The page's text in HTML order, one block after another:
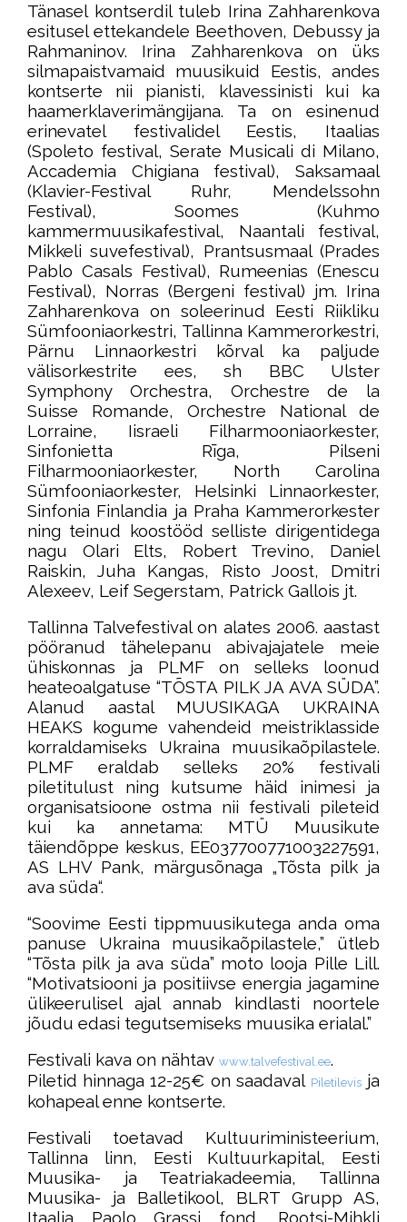
Tänasel kontserdil tuleb Irina Zahharenkova
esitusel ettekandele Beethoven, Debussy ja
Rahmaninov. Irina Zahharenkova on üks
silmapaistvamaid muusikuid Eestis, andes
kontserte nii pianisti, klavessinisti kui ka
haamerklaverimängijana. Ta on esinenud
erinevatel festivalidel Eestis, Itaalias
(Spoleto festival, Serate Musicali di Milano,
Accademia Chigiana festival), Saksamaal
(Klavier-Festival Ruhr, Mendelssohn
Festival), Soomes (Kuhmo
kammermuusikafestival, Naantali festival,
Mikkeli suvefestival), Prantsusmaal (Prades
Pablo Casals Festival), Rumeenias (Enescu
Festival), Norras (Bergeni festival) jm. Irina
Zahharenkova on soleerinud Eesti Riikliku
Sümfooniaorkestri, Tallinna Kammerorkestri,
Pärnu Linnaorkestri kõrval ka paljude
välisorkestrite ees, sh BBC Ulster
Symphony Orchestra, Orchestre de la
Suisse Romande, Orchestre National de
Lorraine, Iisraeli Filharmooniaorkester,
Sinfonietta Rīga, Pilseni
Filharmooniaorkester, North Carolina
Sümfooniaorkester, Helsinki Linnaorkester,
Sinfonia Finlandia ja Praha Kammerorkester
ning teinud koostööd selliste dirigentidega
nagu Olari Elts, Robert Trevino, Daniel
Raiskin, Juha Kangas, Risto Joost, Dmitri
Alexeev, Leif Segerstam, Patrick Gallois jt.
Tallinna Talvefestival on alates 2006. aastast
pööranud tähelepanu abivajajatele meie
ühiskonnas ja PLMF on selleks loonud
heateoalgatuse “TÕSTA PILK JA AVA SÜDA”.
Alanud aastal MUUSIKAGA UKRAINA
HEAKS kogume vahendeid meistriklasside
korraldamiseks Ukraina muusikaõpilastele.
PLMF eraldab selleks 20% festivali
piletitulust ning kutsume häid inimesi ja
organisatsioone ostma nii festivali pileteid
kui ka annetama: MTÜ Muusikute
täiendõppe keskus, EE037700771003227591,
AS LHV Pank, märgusõnaga „Tõsta pilk ja
ava süda“.
“Soovime Eesti tippmuusikutega anda oma
panuse Ukraina muusikaõpilastele,” ütleb
“Tõsta pilk ja ava süda” moto looja Pille Lill.
“Motivatsiooni ja positiivse energia jagamine
ülikeerulisel ajal annab kindlasti noortele
jõudu edasi tegutsemiseks muusika erialal.”
Festivali kava on nähtav www.talvefestival.ee.
Piletid hinnaga 12-25€ on saadaval Piletilevisja
kohapeal enne kontserte.
Festivali toetavad Kultuuriministeerium,
Tallinna linn, Eesti Kultuurkapital, Eesti
Muusika- ja Teatriakadeemia, Tallinna
Muusika- ja Balletikool, BLRT Grupp AS,
Itaalia Paolo Grassi fond, Rootsi-Mihkli